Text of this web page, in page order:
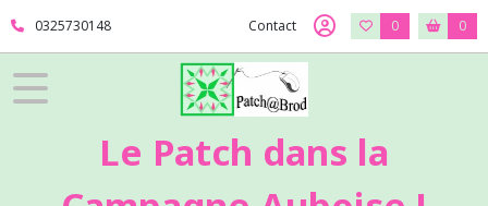
0325730148 Contact 0 0
Le Patch dans la